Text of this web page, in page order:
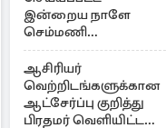
இன்றைய நாளே
செம்மணி
இனப்படுகொலை
தினம்…!
ஆசிரியர்
வெற்றிடங்களுக்கான
ஆட்சேர்ப்பு குறித்து
பிரதமர் வெளியிட்ட